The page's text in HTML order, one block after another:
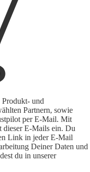
Produkt- und
Partnern, sowie
per E-Mail. Mit
E-Mails ein. Du
Link in jeder E-Mail
Deiner Daten und
du in unserer